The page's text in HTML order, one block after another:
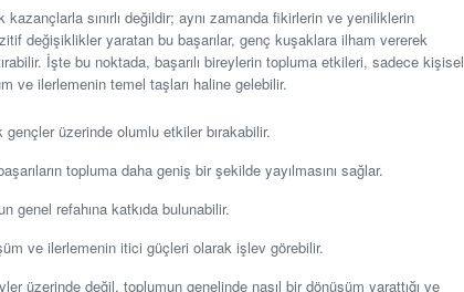
kazançlarla sınırlı değildir; aynı zamanda fikirlerin ve yeniliklerin
değişiklikler yaratan bu başarılar, genç kuşaklara ilham vererek
İşte bu noktada, başarılı bireylerin topluma etkileri, sadece kişisel
ve ilerlemenin temel taşları haline gelebilir.
gençler üzerinde olumlu etkiler bırakabilir.
topluma daha geniş bir şekilde yayılmasını sağlar.
genel refahına katkıda bulunabilir.
ve ilerlemenin itici güçleri olarak işlev görebilir.
üzerinde değil, toplumun genelinde nasıl bir dönüşüm yarattığı ve